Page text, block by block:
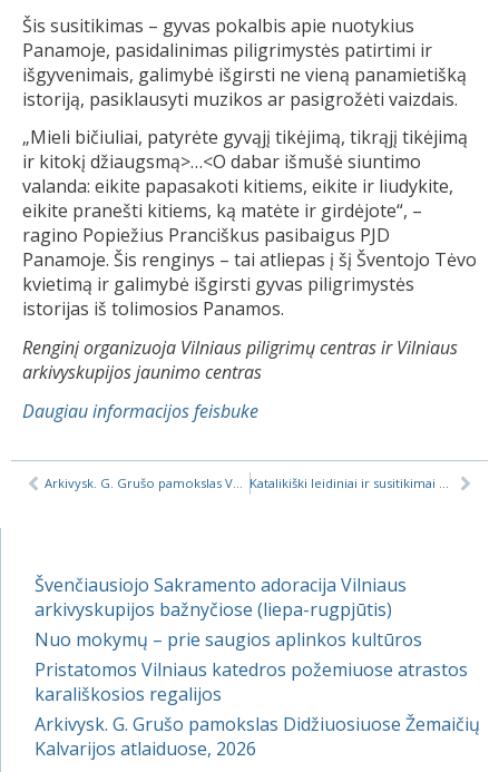
Šis susitikimas – gyvas pokalbis apie nuotykius
Panamoje, pasidalinimas piligrimystės patirtimi ir
išgyvenimais, galimybė išgirsti ne vieną panamietišką
istoriją, pasiklausyti muzikos ar pasigrožėti vaizdais.
„Mieli bičiuliai, patyrėte gyvąjį tikėjimą, tikrąjį tikėjimą
ir kitokį džiaugsmą>…<O dabar išmušė siuntimo
valanda: eikite papasakoti kitiems, eikite ir liudykite,
eikite pranešti kitiems, ką matėte ir girdėjote“, –
ragino Popiežius Pranciškus pasibaigus PJD
Panamoje. Šis renginys – tai atliepas į šį Šventojo Tėvo
kvietimą ir galimybė išgirsti gyvas piligrimystės
istorijas iš tolimosios Panamos.
Renginį organizuoja Vilniaus piligrimų centras ir Vilniaus
arkivyskupijos jaunimo centras
Daugiau informacijos feisbuke
Arkivysk. G. Grušo pamokslas Vasario šešioliktąją Katalikiški leidiniai ir susitikimai Vilniaus knygų mugėje 2019
Švenčiausiojo Sakramento adoracija Vilniaus
arkivyskupijos bažnyčiose (liepa-rugpjūtis)
Nuo mokymų – prie saugios aplinkos kultūros
Pristatomos Vilniaus katedros požemiuose atrastos
karališkosios regalijos
Arkivysk. G. Grušo pamokslas Didžiuosiuose Žemaičių
Kalvarijos atlaiduose, 2026